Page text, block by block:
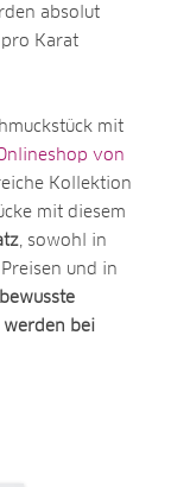
absolut
Karat
mit
von
Kollektion
mit diesem
, sowohl in
und in
werden bei